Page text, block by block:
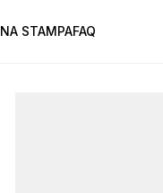
STAMPAFAQ